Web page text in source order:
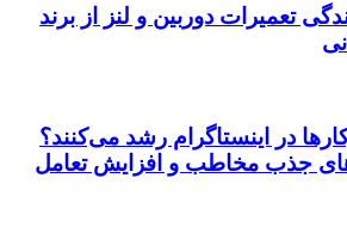
تعمیرات دوربین و لنز از برند
در اینستاگرام رشد می‌کنند؟
جذب مخاطب و افزایش تعامل